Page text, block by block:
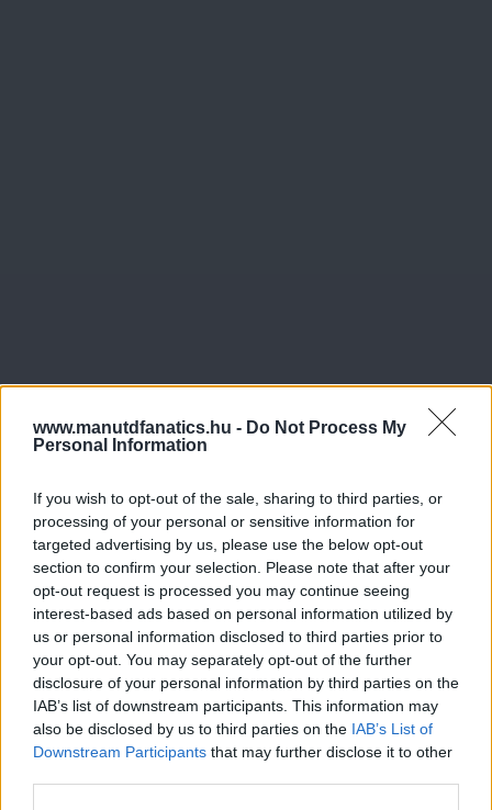
www.manutdfanatics.hu - Do Not Process My
Personal Information
If you wish to opt-out of the sale, sharing to third parties, or
processing of your personal or sensitive information for
targeted advertising by us, please use the below opt-out
section to confirm your selection. Please note that after your
opt-out request is processed you may continue seeing
interest-based ads based on personal information utilized by
us or personal information disclosed to third parties prior to
your opt-out. You may separately opt-out of the further
disclosure of your personal information by third parties on the
IAB’s list of downstream participants. This information may
also be disclosed by us to third parties on the IAB’s List of
Downstream Participants that may further disclose it to other
Meccs Center
Leeds UnitedvsManchester
United